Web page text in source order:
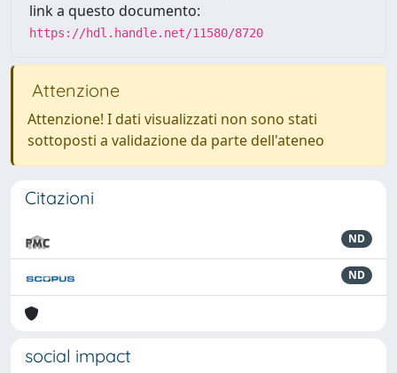
link a questo documento:
https://hdl.handle.net/11580/8720
Attenzione
Attenzione! I dati visualizzati non sono stati
sottoposti a validazione da parte dell'ateneo
Citazioni
ND
ND
social impact